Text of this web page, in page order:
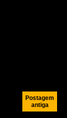
Postagem
antiga